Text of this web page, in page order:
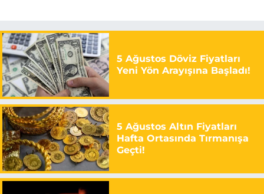
5 Ağustos Döviz Fiyatları
Yeni Yön Arayışına Başladı!
5 Ağustos Altın Fiyatları
Hafta Ortasında Tırmanışa
Geçti!